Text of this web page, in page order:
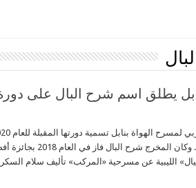
يطلق اسم شرح البال على دورة
المغاربي
يطلق
الليبي الراحل «شرح البال
الليبية عن مسرحية «المركب» تأليف سلام